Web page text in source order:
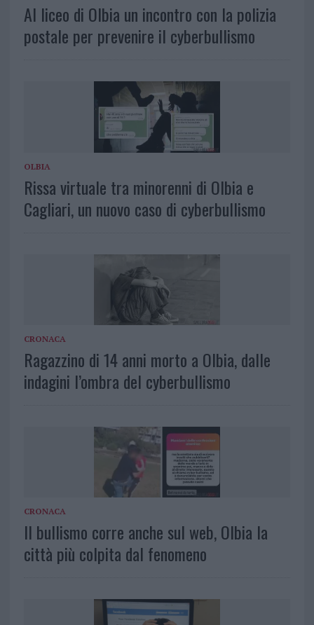
Al liceo di Olbia un incontro con la polizia
postale per prevenire il cyberbullismo
OLBIA
Rissa virtuale tra minorenni di Olbia e
Cagliari, un nuovo caso di cyberbullismo
CRONACA
Ragazzino di 14 anni morto a Olbia, dalle
indagini l’ombra del cyberbullismo
CRONACA
Il bullismo corre anche sul web, Olbia la
città più colpita dal fenomeno